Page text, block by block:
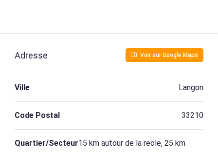
Adresse Voir sur Google Maps
Ville Langon
Code Postal 33210
Quartier/Secteur15 km autour de la reole, 25 km